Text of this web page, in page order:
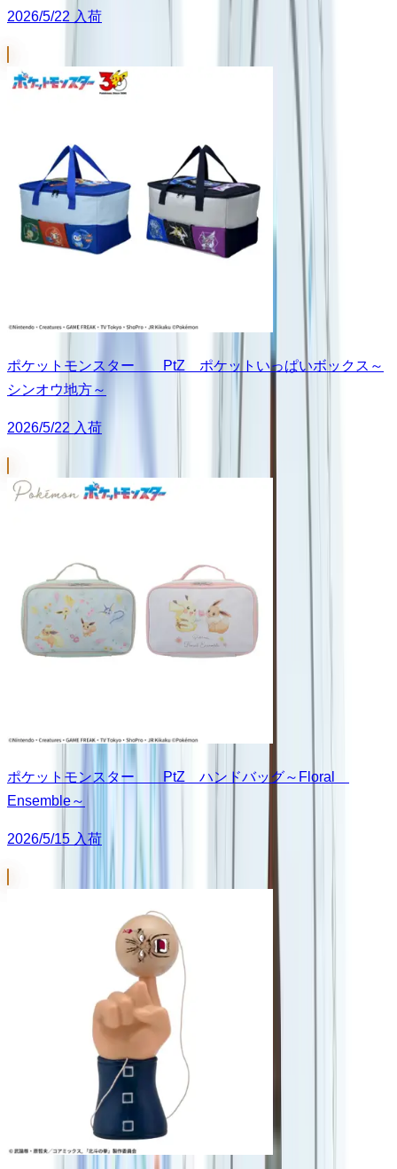
2026/5/22 入荷
ポケットモンスター PtZ ポケットいっぱいボックス～
シンオウ地方～
2026/5/22 入荷
ポケットモンスター PtZ ハンドバッグ～Floral
Ensemble～
2026/5/15 入荷